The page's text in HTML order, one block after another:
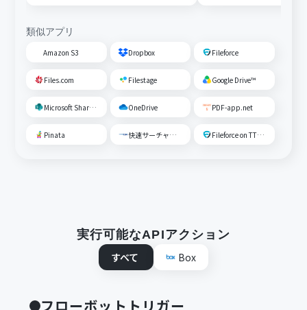
類似アプリ
Amazon S3 Dropbox Fileforce
Files.com Filestage Google Drive™
Microsoft SharePoint OneDrive PDF-app.net
Pinata 快速サーチャーGX Fileforce on TTS Cloud
実行可能なAPIアクション
すべて
Box
フローボットトリガー